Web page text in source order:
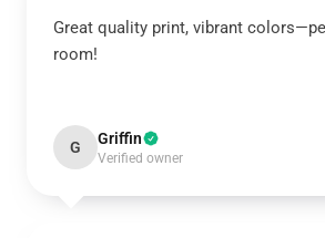
Great quality print, vibrant
room!
G Griffin
Verified owner